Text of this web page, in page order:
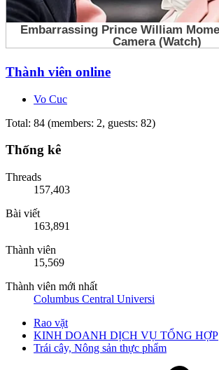
Thành viên online
Vo Cuc
Total: 84 (members: 2, guests: 82)
Thống kê
Threads
157,403
Bài viết
163,891
Thành viên
15,569
Thành viên mới nhất
Columbus Central Universi
Rao vặt
KINH DOANH DỊCH VỤ TỔNG HỢP
Trái cây, Nông sản thực phẩm